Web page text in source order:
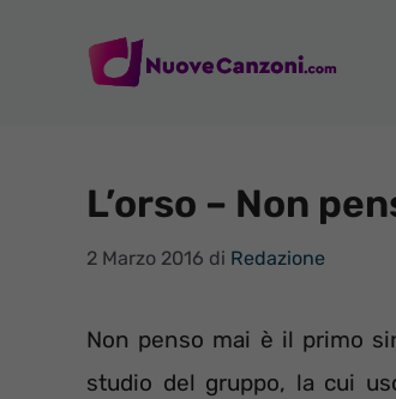
L’orso – Non
2 Marzo 2016 di Redazione
Non penso mai è il primo
studio del gruppo, la cui